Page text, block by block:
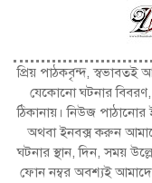
প্রিয় পাঠকবৃন্দ, স্বভাবতই
যেকোনো ঘটনার
ঠিকানায়। নিউজ
অথবা ইনবক্স করুন
ঘটনার স্থান, দিন, সময়
ফোন নম্বর অবশ্যই